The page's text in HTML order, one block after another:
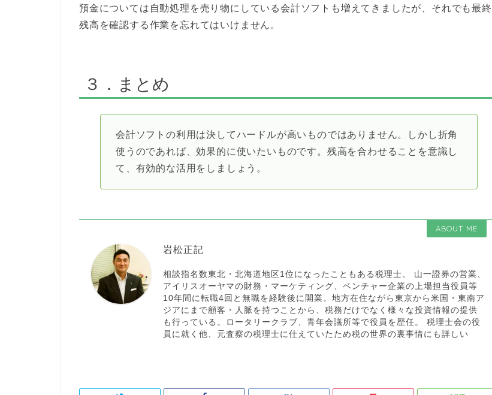
預金については自動処理を売り物にしている会計ソフトも増えてきましたが、それでも最終
残高を確認する作業を忘れてはいけません。
３．まとめ
会計ソフトの利用は決してハードルが高いものではありません。しかし折角
使うのであれば、効果的に使いたいものです。残高を合わせることを意識し
て、有効的な活用をしましょう。
ABOUT ME
岩松正記
相談指名数東北・北海道地区1位になったこともある税理士。 山一證券の営業、
アイリスオーヤマの財務・マーケティング、ベンチャー企業の上場担当役員等
10年間に転職4回と無職を経験後に開業。地方在住ながら東京から米国・東南ア
ジアにまで顧客・人脈を持つことから、税務だけでなく様々な投資情報の提供
も行っている。ロータリークラブ、青年会議所等で役員を歴任。 税理士会の役
員に就く他、元査察の税理士に仕えていたため税の世界の裏事情にも詳しい